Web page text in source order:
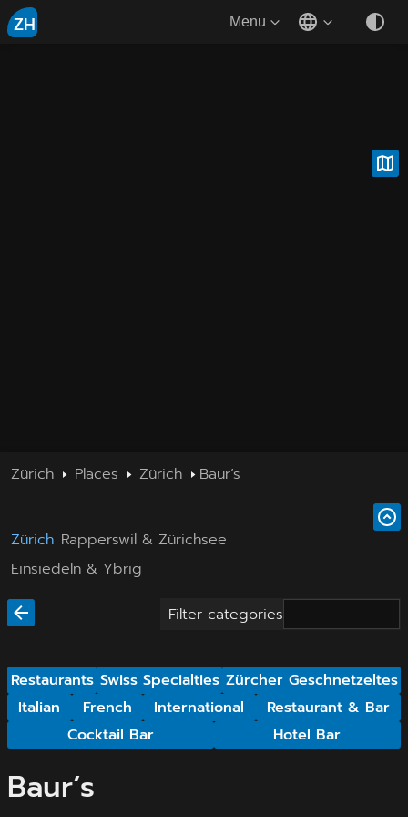
ZH Menu
Zürich Places Zürich Baur’s
Zürich Rapperswil & Zürichsee
Einsiedeln & Ybrig
Filter categories
Restaurants Swiss Specialties Zürcher Geschnetzeltes
Italian
French International
Restaurant & Bar
Cocktail Bar
Hotel Bar
Baur’s